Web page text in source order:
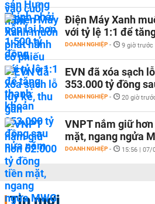
Điện Máy Xanh
với tỷ lệ 1:1 để
DOANH NGHIỆP - 9 giờ trước
EVN đã xóa sạch
353.000 tỷ đồng
DOANH NGHIỆP - 20 giờ
VNPT nắm giữ
mặt, ngang ngửa
DOANH NGHIỆP - 15:56 | 07/
Tin mới